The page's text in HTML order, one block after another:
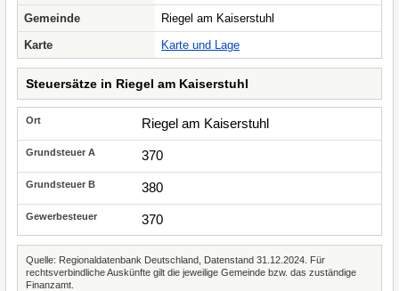
Gemeinde
Riegel am Kaiserstuhl
Karte
Karte und Lage
Steuersätze in Riegel am Kaiserstuhl
Riegel am Kaiserstuhl
370
380
370
Quelle: Regionaldatenbank Deutschland, Datenstand 31.12.2024. Für
rechtsverbindliche Auskünfte gilt die jeweilige Gemeinde bzw. das zuständige
Finanzamt.